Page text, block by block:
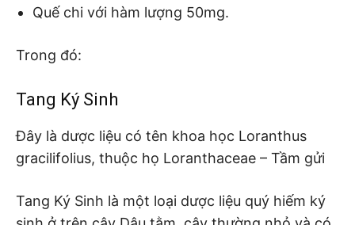
Quế chi với hàm lượng 50mg.
Trong đó:
Tang Ký Sinh
Đây là dược liệu có tên khoa học Loranthus
gracilifolius, thuộc họ Loranthaceae – Tầm gửi
Tang Ký Sinh là một loại dược liệu quý hiếm ký